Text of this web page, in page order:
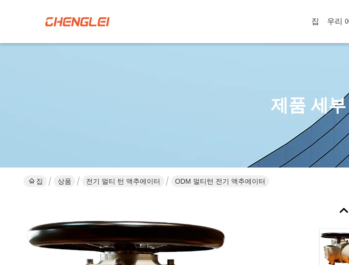
집 우리
제품 세
집 상품 전기 멀티 턴 액추에이터 ODM 멀티턴 전기 액추에이터